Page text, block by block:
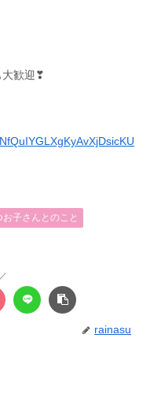
大歓迎❣
子さんとのこと
rainasu